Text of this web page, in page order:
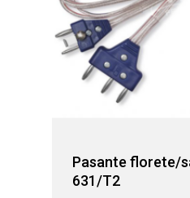
Pasante florete/
631/T2